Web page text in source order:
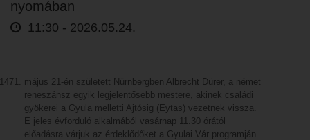
nyomában
11:30 - 2026.05.24.
május 21-én született Nürnbergben Albrecht Dürer, a német
reneszánsz egyik legjelentősebb mestere, akinek családi
gyökerei a Gyula melletti Ajtósig (Eytas) vezetnek vissza.
E jeles évforduló alkalmából vasárnap 11.30 órától
előadásra várjuk az érdeklődőket a Gyulai Vár programján.